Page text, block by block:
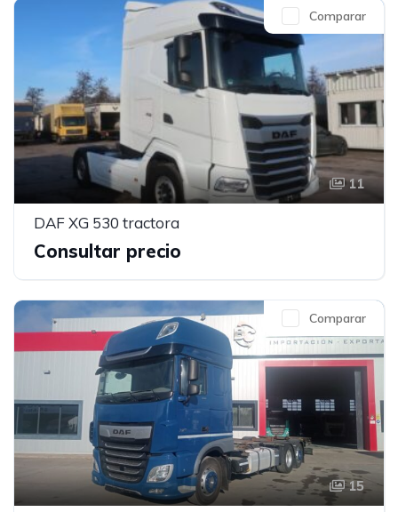
11
Comparar
DAF XG 530 tractora
Consultar precio
15
Comparar